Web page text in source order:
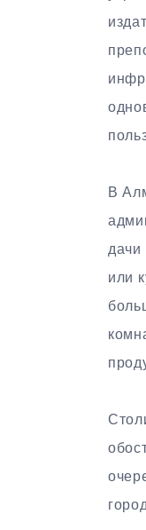
В
дачи
или